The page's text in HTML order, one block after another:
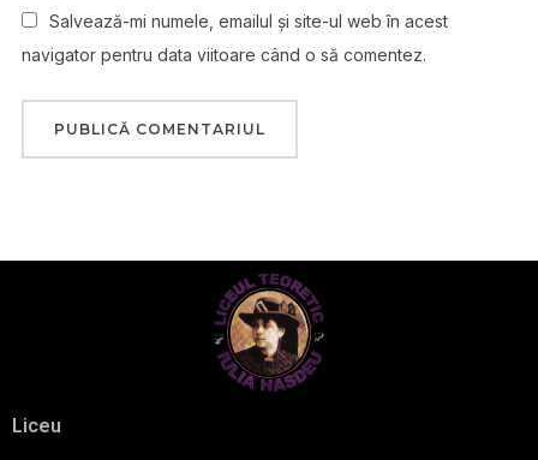
Salvează-mi numele, emailul și site-ul web în acest
navigator pentru data viitoare când o să comentez.
Liceu